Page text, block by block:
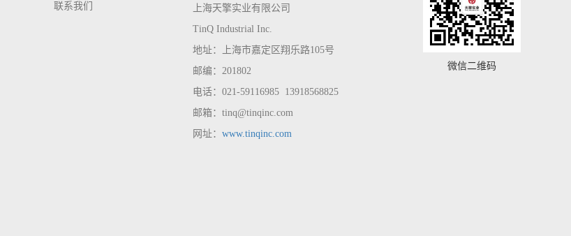
联系我们
上海天擎实业有限公司
TinQ Industrial Inc.
地址：上海市嘉定区翔乐路105号
邮编：201802
电话：021-59116985 13918568825
邮箱：tinq@tinqinc.com
网址： www.tinqinc.com
微信二维码